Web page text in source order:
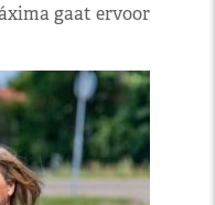
gaat ervoor